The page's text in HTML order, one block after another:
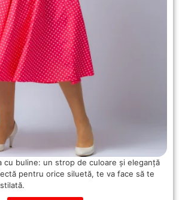
cu buline: un strop de culoare și eleganță
pentru orice siluetă, te va face să te